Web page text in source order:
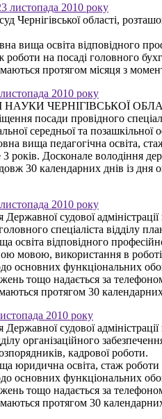
листопада 2010 року
Чернігівської області,
вища освіта відповідного
роботи на посаді головного
протягом місяця з
2010 року
НАУКИ ЧЕРНІГІВСЬКОЇ
посади провідного
середньої та позашкільної
вища педагогічна освіта,
3 років. Досконале володіння
30 календарних днів із дня
2010 року
Державної судової
спеціаліста відділу
освіта відповідного
мовою, використання в
основних функціональних
тощо надається за
протягом 30
2010 року
Державної судової
організаційного
кадрової роботи.
юридична освіта, стаж роботи
основних функціональних
тощо надається за
протягом 30